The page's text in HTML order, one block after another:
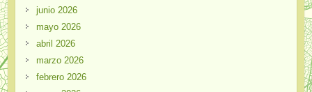
junio 2026
mayo 2026
abril 2026
marzo 2026
febrero 2026